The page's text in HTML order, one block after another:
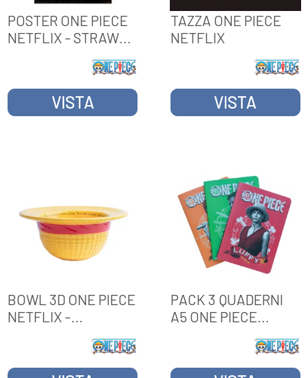
POSTER ONE PIECE
NETFLIX - STRAW
VISTA
TAZZA ONE PIECE
NETFLIX
VISTA
BOWL 3D ONE PIECE
NETFLIX -
PACK 3 QUADERNI
A5 ONE PIECE
D. LUFFY, RORONOA
ZORO & NAMI